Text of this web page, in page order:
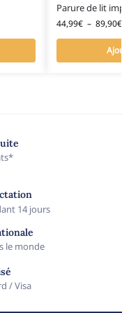
Parure de lit
44,99€ – 89,90€
14 jours
le monde
/ Visa